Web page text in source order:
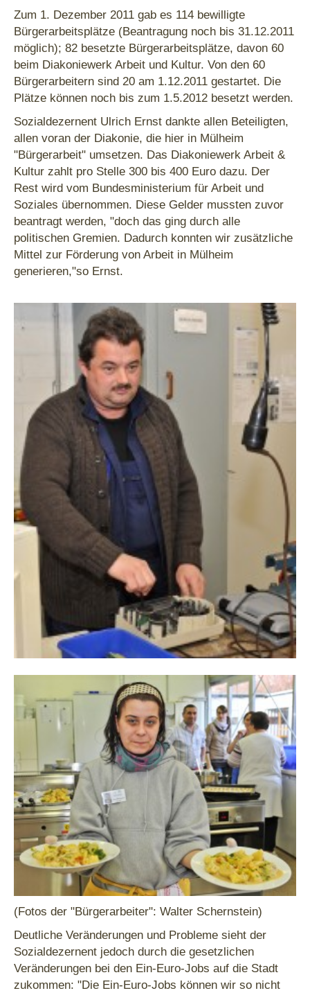
Zum 1. Dezember 2011 gab es 114 bewilligte
Bürgerarbeitsplätze (Beantragung noch bis 31.12.2011
möglich); 82 besetzte Bürgerarbeitsplätze, davon 60
beim Diakoniewerk Arbeit und Kultur. Von den 60
Bürgerarbeitern sind 20 am 1.12.2011 gestartet. Die
Plätze können noch bis zum 1.5.2012 besetzt werden.
Sozialdezernent Ulrich Ernst dankte allen Beteiligten,
allen voran der Diakonie, die hier in Mülheim
"Bürgerarbeit" umsetzen. Das Diakoniewerk Arbeit &
Kultur zahlt pro Stelle 300 bis 400 Euro dazu. Der
Rest wird vom Bundesministerium für Arbeit und
Soziales übernommen. Diese Gelder mussten zuvor
beantragt werden, "doch das ging durch alle
politischen Gremien. Dadurch konnten wir zusätzliche
Mittel zur Förderung von Arbeit in Mülheim
generieren,"so Ernst.
(Fotos der "Bürgerarbeiter": Walter Schernstein)
Deutliche Veränderungen und Probleme sieht der
Sozialdezernent jedoch durch die gesetzlichen
Veränderungen bei den Ein-Euro-Jobs auf die Stadt
zukommen: "Die Ein-Euro-Jobs können wir so nicht